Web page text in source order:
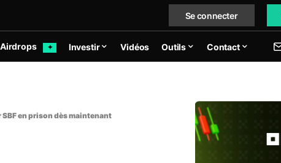
Se connecter
Airdrops ✦ Investir Vidéos Outils Contact
en prison dès maintenant